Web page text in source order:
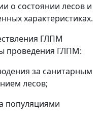
о состоянии лесов и
характеристиках.
ГЛПМ
проведения ГЛПМ:
за санитарным
лесов;
популяциями